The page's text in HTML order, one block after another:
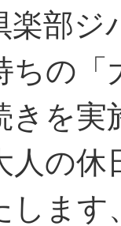
楽部
ちの
きを
人の休
しま